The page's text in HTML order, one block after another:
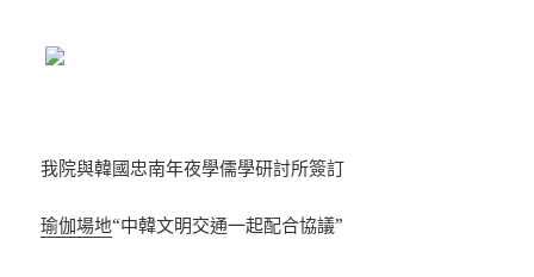
我院與韓國忠南年夜學儒學研討所簽訂
瑜伽場地“中韓文明交通一起配合協議”